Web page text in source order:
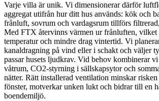
Varje villa är unik. Vi dimensionerar därför
aggregat utifrån hur ditt hus används: kök och
frånluft, sovrum och vardagsrum tillförs
Med FTX återvinns värmen ur frånluften, vilket
temperatur och mindre drag vintertid. Vi
kanaldragning på vind eller i schakt och väljer
passar husets ljudkrav. Vid behov kombinerar
våtrum, CO2-styrning i sällskapsytor och
nätter. Rätt installerad ventilation minskar
fönster, motverkar unken lukt och bidrar till en
boendemiljö.